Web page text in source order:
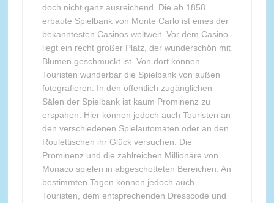
doch nicht ganz ausreichend. Die ab 1858
erbaute Spielbank von Monte Carlo ist eines der
bekanntesten Casinos weltweit. Vor dem Casino
liegt ein recht großer Platz, der wunderschön mit
Blumen geschmückt ist. Von dort können
Touristen wunderbar die Spielbank von außen
fotografieren. In den öffentlich zugänglichen
Sälen der Spielbank ist kaum Prominenz zu
erspähen. Hier können jedoch auch Touristen an
den verschiedenen Spielautomaten oder an den
Roulettischen ihr Glück versuchen. Die
Prominenz und die zahlreichen Millionäre von
Monaco spielen in abgeschotteten Bereichen. An
bestimmten Tagen können jedoch auch
Touristen, dem entsprechenden Dresscode und